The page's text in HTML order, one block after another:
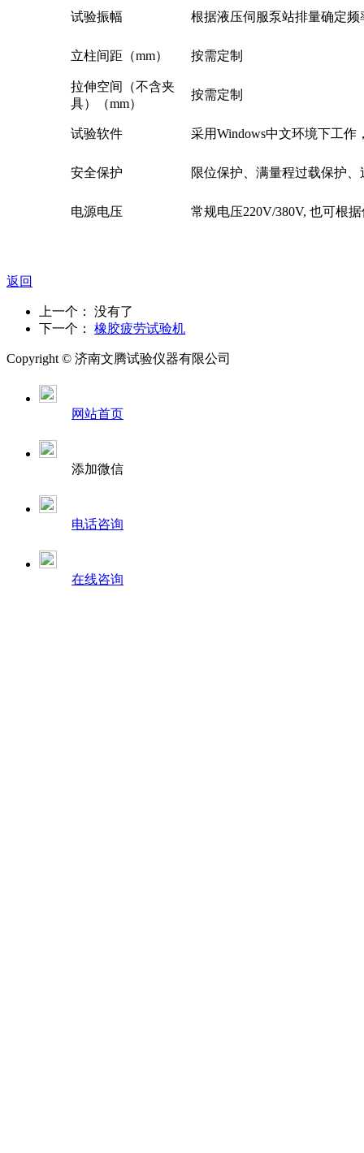
试验振幅 根据液压伺服泵站排量确定频
立柱间距（mm） 按需定制
拉伸空间（不含夹
具）（mm）
按需定制
试验软件 采用Windows中文环境下工
安全保护 限位保护、满量程过载保护
电源电压 常规电压220V/380V, 也可根
返回
上一个： 没有了
下一个： 橡胶疲劳试验机
Copyright © 济南文腾试验仪器有限公司
网站首页
添加微信
电话咨询
在线咨询